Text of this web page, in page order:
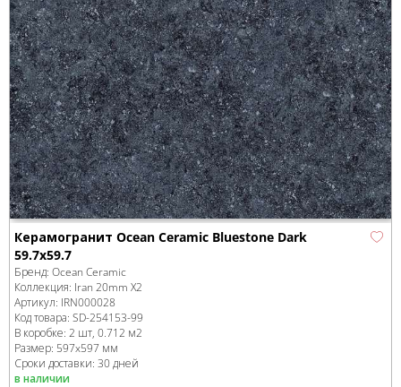
Керамогранит Ocean Ceramic Bluestone Dark
59.7х59.7
Бренд: Ocean Ceramic
Коллекция: Iran 20mm X2
Артикул: IRN000028
Код товара: SD-254153-99
В коробке: 2 шт, 0.712 м2
Размер: 597x597 мм
Сроки доставки: 30 дней
в наличии